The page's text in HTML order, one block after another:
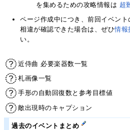
を集めるための攻略情報は 超
ページ作成中につき、前回イベント
相違が確認できた場合は、ぜひ情報
い。
近侍曲 必要楽器数一覧
札画像一覧
手形の自動回復数と参考目標値
敵出現時のキャプション
過去のイベントまとめ